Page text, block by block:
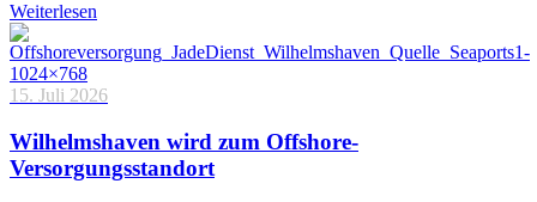
Weiterlesen
15. Juli 2026
Wilhelmshaven wird zum Offshore-
Versorgungsstandort